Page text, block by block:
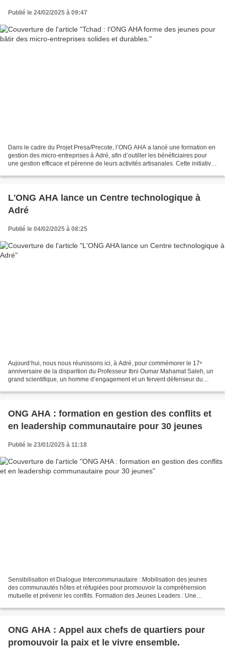
Publié le 24/02/2025 à 09:47
Dans le cadre du Projet Presa/Precote, l’ONG AHA a lancé une formation en
gestion des micro-entreprises à Adré, afin d’outiller les bénéficiaires pour
une gestion efficace et pérenne de leurs activités artisanales. Cette initiative
L'ONG AHA lance un Centre technologique à
Adré
Publié le 04/02/2025 à 08:25
Aujourd’hui, nous nous réunissons ici, à Adré, pour commémorer le 17ᵉ
anniversaire de la disparition du Professeur Ibni Oumar Mahamat Saleh, un
grand scientifique, un homme d’engagement et un fervent défenseur du
ONG AHA : formation en gestion des conflits et
en leadership communautaire pour 30 jeunes
Publié le 23/01/2025 à 11:18
Sensibilisation et Dialogue Intercommunautaire : Mobilisation des jeunes
des communautés hôtes et réfugiées pour promouvoir la compréhension
mutuelle et prévenir les conflits. Formation des Jeunes Leaders : Une
ONG AHA : Appel aux chefs de quartiers pour
promouvoir la paix et le vivre ensemble.